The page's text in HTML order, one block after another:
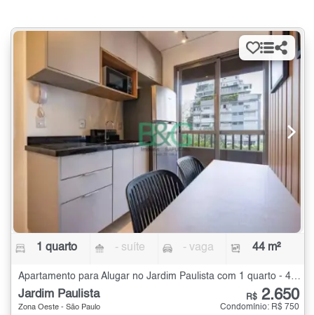
1 quarto - suíte - vaga 44 m²
Jardim Paulista
Zona Oeste - São Paulo
R$ 2.650
Condomínio: R$ 750